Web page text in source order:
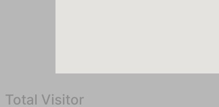
Total Visitor